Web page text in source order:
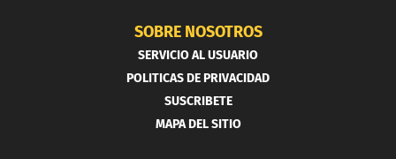
SOBRE NOSOTROS
SERVICIO AL USUARIO
POLITICAS DE PRIVACIDAD
SUSCRIBETE
MAPA DEL SITIO